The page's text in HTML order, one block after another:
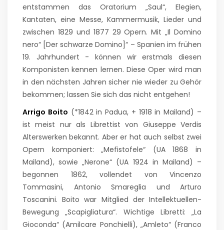
entstammen das Oratorium „Saul“, Elegien,
Kantaten, eine Messe, Kammermusik, Lieder und
zwischen 1829 und 1877 29 Opern. Mit „Il Domino
nero“ [Der schwarze Domino]“ – Spanien im frühen
19. Jahrhundert - können wir erstmals diesen
Komponisten kennen lernen. Diese Oper wird man
in den nächsten Jahren sicher nie wieder zu Gehör
bekommen; lassen Sie sich das nicht entgehen!
Arrigo Boito (*1842 in Padua, + 1918 in Mailand) –
ist meist nur als Librettist von Giuseppe Verdis
Alterswerken bekannt. Aber er hat auch selbst zwei
Opern komponiert: „Mefistofele“ (UA 1868 in
Mailand), sowie „Nerone“ (UA 1924 in Mailand) –
begonnen 1862, vollendet von Vincenzo
Tommasini, Antonio Smareglia und Arturo
Toscanini. Boito war Mitglied der Intellektuellen-
Bewegung „Scapigliatura“. Wichtige Libretti: „La
Gioconda“ (Amilcare Ponchielli), „Amleto“ (Franco